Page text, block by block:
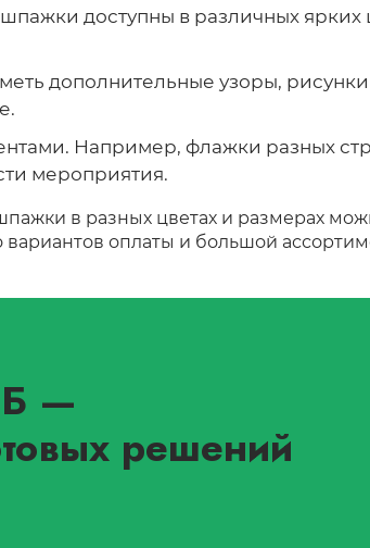
доступны в различных ярких
дополнительные узоры,
Например, флажки разных
мероприятия.
в разных цветах и размерах
вариантов оплаты и большой
—
решений